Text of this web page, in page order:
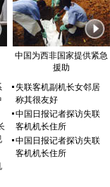
中国为西非国家提供紧急
援助
失联客机副机长女邻居
称其很友好
中国日报记者探访失联
客机机长住所
中国日报记者探访失联
客机机长住所